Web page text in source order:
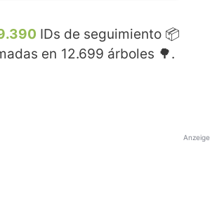
IDs de seguimiento 📦
en 12.699 árboles 🌳.
Anzeige